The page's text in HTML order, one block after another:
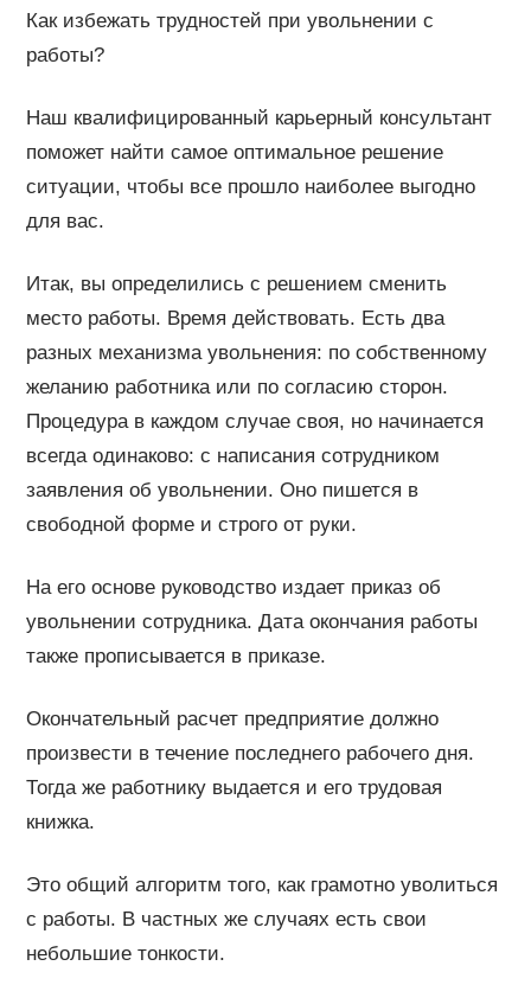
Как избежать трудностей при увольнении с
работы?
Наш квалифицированный карьерный консультант
поможет найти самое оптимальное решение
ситуации, чтобы все прошло наиболее выгодно
для вас.
Итак, вы определились с решением сменить
место работы. Время действовать. Есть два
разных механизма увольнения: по собственному
желанию работника или по согласию сторон.
Процедура в каждом случае своя, но начинается
всегда одинаково: с написания сотрудником
заявления об увольнении. Оно пишется в
свободной форме и строго от руки.
На его основе руководство издает приказ об
увольнении сотрудника. Дата окончания работы
также прописывается в приказе.
Окончательный расчет предприятие должно
произвести в течение последнего рабочего дня.
Тогда же работнику выдается и его трудовая
книжка.
Это общий алгоритм того, как грамотно уволиться
с работы. В частных же случаях есть свои
небольшие тонкости.